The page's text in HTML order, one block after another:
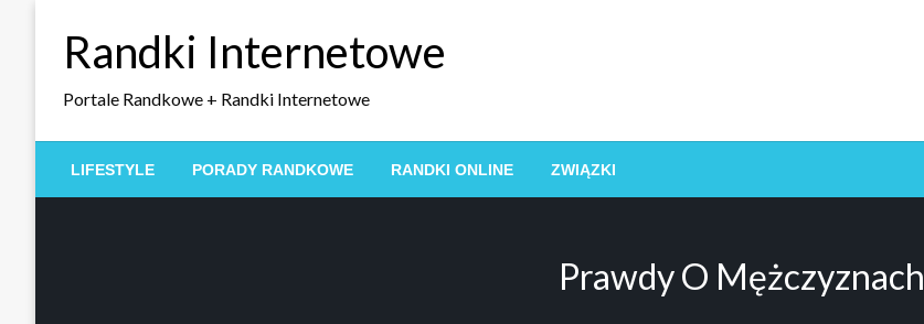
Randki Internetowe
Portale Randkowe + Randki Internetowe
LIFESTYLE PORADY RANDKOWE RANDKI ONLINE ZWIĄZKI
Prawdy O Mężczyznach